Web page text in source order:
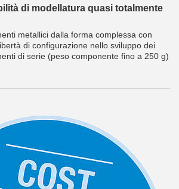
di modellatura quasi totalmente
metallici dalla forma complessa con
di configurazione nello sviluppo dei
di serie (peso componente fino a 250 g)